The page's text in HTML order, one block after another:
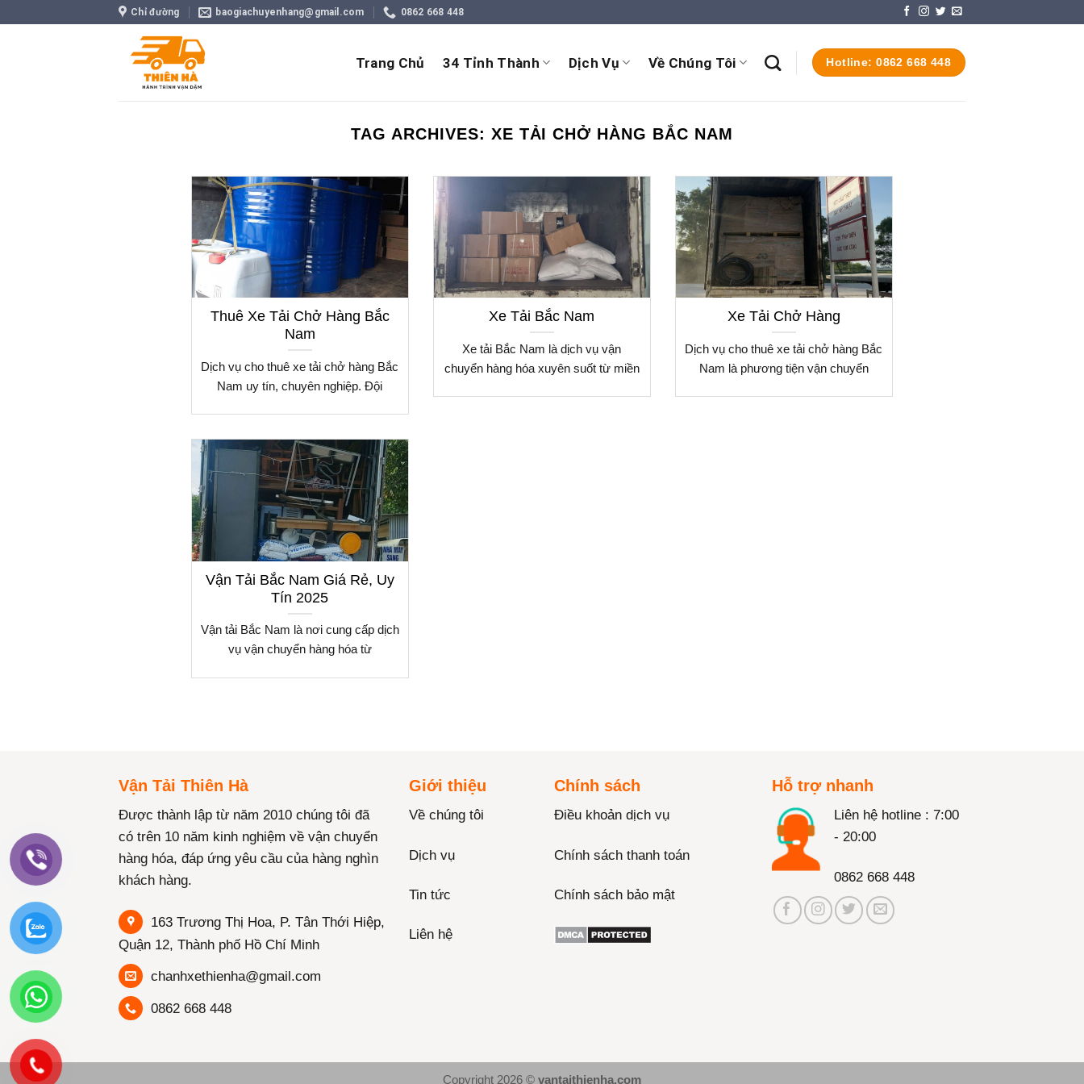
Chỉ đường baogiachuyenhang@gmail.com 0862 668 448
Trang Chủ 34 Tỉnh Thành Dịch Vụ Về Chúng Tôi Hotline: 0862 668 448
TAG ARCHIVES: XE TẢI CHỞ HÀNG BẮC NAM
Thuê Xe Tải Chở Hàng Bắc
Nam
Dịch vụ cho thuê xe tải chở hàng Bắc
Nam uy tín, chuyên nghiệp. Đội
Xe Tải Bắc Nam
Xe tải Bắc Nam là dịch vụ vận
chuyển hàng hóa xuyên suốt từ miền
Xe Tải Chở Hàng
Dịch vụ cho thuê xe tải chở hàng Bắc
Nam là phương tiện vận chuyển
Vận Tải Bắc Nam Giá Rẻ, Uy
Tín 2025
Vận tải Bắc Nam là nơi cung cấp dịch
vụ vận chuyển hàng hóa từ
Vận Tải Thiên Hà
Được thành lập từ năm 2010 chúng tôi đã
có trên 10 năm kinh nghiệm về vận chuyển
hàng hóa, đáp ứng yêu cầu của hàng nghìn
khách hàng.
163 Trương Thị Hoa, P. Tân Thới Hiệp,
Quận 12, Thành phố Hồ Chí Minh
chanhxethienha@gmail.com
0862 668 448
Giới thiệu
Về chúng tôi
Dịch vụ
Tin tức
Liên hệ
Chính sách
Điều khoản dịch vụ
Chính sách thanh toán
Chính sách bảo mật
Hỗ trợ nhanh
Liên hệ hotline : 7:00
- 20:00
0862 668 448
Copyright 2026 © vantaithienha.com